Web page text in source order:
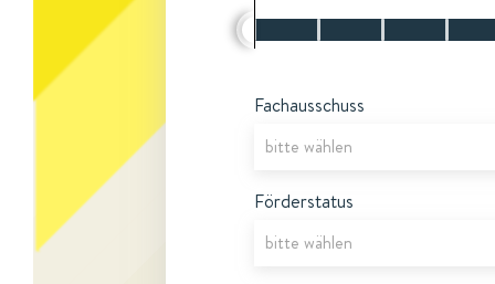
Fachausschuss
Förderstatus